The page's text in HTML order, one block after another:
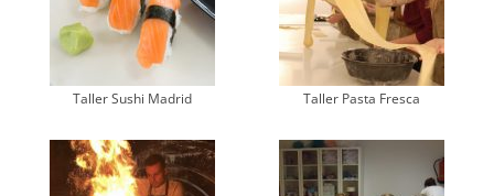
Taller Sushi Madrid Taller Pasta Fresca